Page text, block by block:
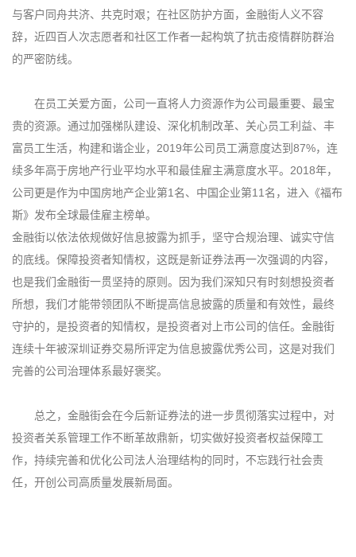
与客户同舟共济、共克时艰；在社区防护方面，金融街人义不容
辞，近四百人次志愿者和社区工作者一起构筑了抗击疫情群防群治
的严密防线。
在员工关爱方面，公司一直将人力资源作为公司最重要、最宝
贵的资源。通过加强梯队建设、深化机制改革、关心员工利益、丰
富员工生活，构建和谐企业，2019年公司员工满意度达到87%，连
续多年高于房地产行业平均水平和最佳雇主满意度水平。2018年，
公司更是作为中国房地产企业第1名、中国企业第11名，进入《福布
斯》发布全球最佳雇主榜单。
金融街以依法依规做好信息披露为抓手，坚守合规治理、诚实守信
的底线。保障投资者知情权，这既是新证券法再一次强调的内容，
也是我们金融街一贯坚持的原则。因为我们深知只有时刻想投资者
所想，我们才能带领团队不断提高信息披露的质量和有效性，最终
守护的，是投资者的知情权，是投资者对上市公司的信任。金融街
连续十年被深圳证券交易所评定为信息披露优秀公司，这是对我们
完善的公司治理体系最好褒奖。
总之，金融街会在今后新证券法的进一步贯彻落实过程中，对
投资者关系管理工作不断革故鼎新，切实做好投资者权益保障工
作，持续完善和优化公司法人治理结构的同时，不忘践行社会责
任，开创公司高质量发展新局面。